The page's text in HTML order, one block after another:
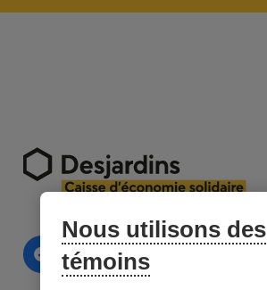
Nous utilisons des
témoins